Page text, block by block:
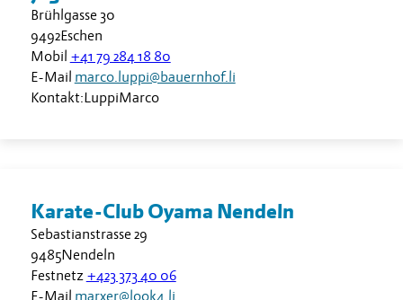
Brühlgasse 30
9492Eschen
Mobil +41 79 284 18 80
E-Mail marco.luppi@bauernhof.li
Kontakt:LuppiMarco
Karate-Club Oyama Nendeln
Sebastianstrasse 29
9485Nendeln
Festnetz +423 373 40 06